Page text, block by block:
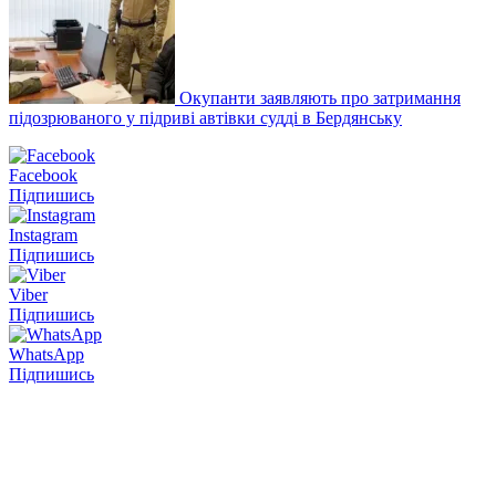
Окупанти заявляють про затримання
підозрюваного у підриві автівки судді в Бердянську
Facebook
Підпишись
Instagram
Підпишись
Viber
Підпишись
WhatsApp
Підпишись